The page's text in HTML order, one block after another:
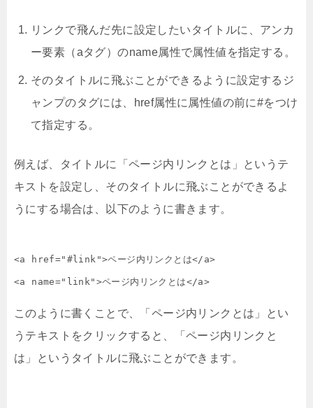
リンクで飛んだ先に設定したいタイトルに、アンカ
ー要素（aタグ）のname属性で属性値を指定する。
そのタイトルに飛ぶことができるように設定するジ
ャンプのタグには、href属性に属性値の前に#をつけ
て指定する。
例えば、タイトルに「ページ内リンクとは」というテ
キストを設定し、そのタイトルに飛ぶことができるよ
うにする場合は、以下のように書きます。
<a href="#link">ページ内リンクとは</a>
<a name="link">ページ内リンクとは</a>
このように書くことで、「ページ内リンクとは」とい
うテキストをクリックすると、「ページ内リンクと
は」というタイトルに飛ぶことができます。